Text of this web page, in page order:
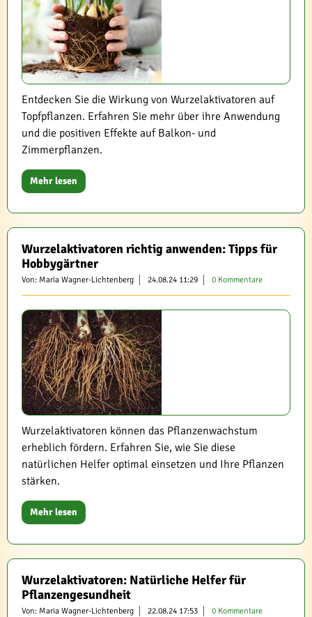
Entdecken Sie die Wirkung von Wurzelaktivatoren auf
Topfpflanzen. Erfahren Sie mehr über ihre Anwendung
und die positiven Effekte auf Balkon- und
Zimmerpflanzen.
Mehr lesen
Wurzelaktivatoren richtig anwenden: Tipps für
Hobbygärtner
Von: Maria Wagner-Lichtenberg 24.08.24 11:29 0 Kommentare
Wurzelaktivatoren können das Pflanzenwachstum
erheblich fördern. Erfahren Sie, wie Sie diese
natürlichen Helfer optimal einsetzen und Ihre Pflanzen
stärken.
Mehr lesen
Wurzelaktivatoren: Natürliche Helfer für
Pflanzengesundheit
Von: Maria Wagner-Lichtenberg 22.08.24 17:53 0 Kommentare